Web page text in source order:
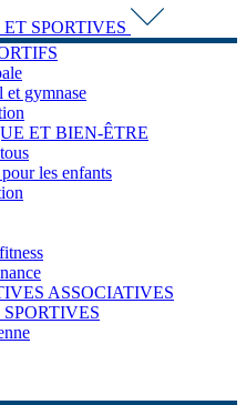
SPORTIVES
et gymnase
ET BIEN-ÊTRE
les enfants
ASSOCIATIVES